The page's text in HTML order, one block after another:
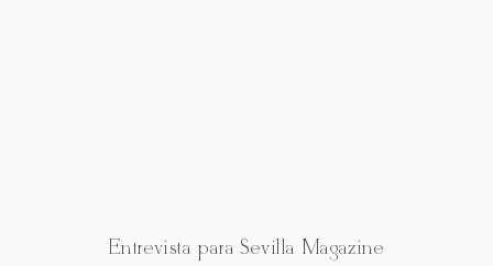
Entrevista para Sevilla Magazine